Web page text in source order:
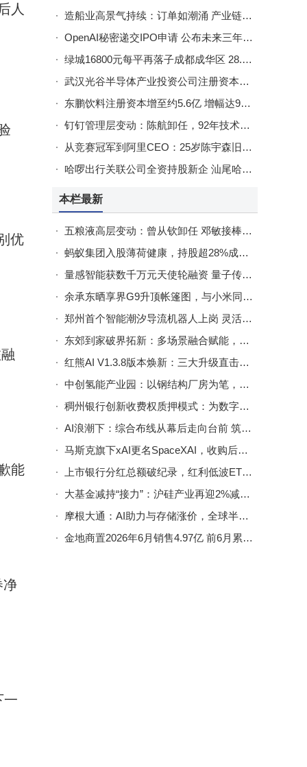
人
优
能
净
一
造船业高景气持续：订单如潮涌 产业链加速向高端智能绿色迈进
OpenAI秘密递交IPO申请 公布未来三年计划与经济研究新举措
绿城16800元每平再落子成都成华区 28.9亩宅地成交总价7.37亿
武汉光谷半导体产业投资公司注册资本跃升至34亿 增幅达240%
东鹏饮料注册资本增至约5.6亿 增幅达9%彰显发展活力
钉钉管理层变动：陈航卸任，92年技术极客陈宇森接任成阿里最年轻事业部CEO
从竞赛冠军到阿里CEO：25岁陈宇森旧文谈程序员高效工作与家庭平衡之道
哈啰出行关联公司全资持股新企 汕尾哈捷网络科技正式成立
本栏最新
五粮液高层变动：曾从钦卸任 邓敏接棒出任董事长
蚂蚁集团入股薄荷健康，持股超28%成最大外部股东，新功能已上线蚂蚁阿福App
量感智能获数千万元天使轮融资 量子传感产品落地多领域前景可期
余承东晒享界G9升顶帐篷图，与小米同日官宣引户外休闲市场新看点
郑州首个智能潮汐导流机器人上岗 灵活调节车道缓解拥堵难题
东郊到家破界拓新：多场景融合赋能，引领上门推拿民生康养新发展
红熊AI V1.3.8版本焕新：三大升级直击获客痛点，助力企业高效增长
中创氢能产业园：以钢结构厂房为笔，绘就南通智能制造空间新画卷
稠州银行创新收费权质押模式：为数字能源添动力，绘就绿色发展新画卷
AI浪潮下：综合布线从幕后走向台前 筑牢智能建筑数字根基
马斯克旗下xAI更名SpaceXAI，收购后完成整合新标识同步亮相
上市银行分红总额破纪录，红利低波ETF易方达连续9日获超8亿资金加仓
大基金减持“接力”：沪硅产业再迎2%减持计划，产业逻辑与市场情绪何去何从？
摩根大通：AI助力与存储涨价，全球半导体收入2026年有望达1.5万亿+美元
金地商置2026年6月销售4.97亿 前6月累计合约销售达35.91亿